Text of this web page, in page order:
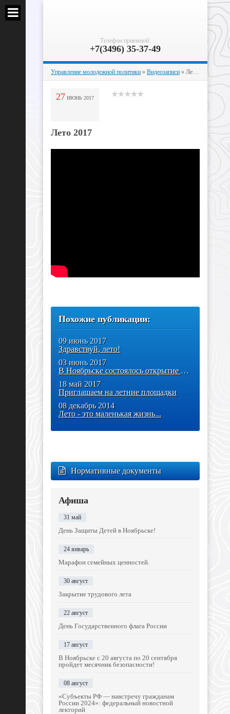
Телефон приемной:
+7(3496) 35-37-49
Управление молодежной политики » Видеозаписи » Лето 2017
27 ИЮНЬ 2017
Лето 2017
Похожие публикации:
09 июнь 2017
Здравствуй, лето!
03 июнь 2017
В Ноябрьске состоялось открытие летних площадок
18 май 2017
Приглашаем на летние площадки
08 декабрь 2014
Лето - это маленькая жизнь...
Нормативные документы
Афиша
31 май
День Защиты Детей в Ноябрьске!
24 январь
Марафон семейных ценностей.
30 август
Закрытие трудового лета
22 август
День Государственного флага России
17 август
В Ноябрьске с 20 августа по 20 сентября
пройдет месячник безопасности!
08 август
«Субъекты РФ — навстречу гражданам
России 2024»: федеральный новостной
лекторий